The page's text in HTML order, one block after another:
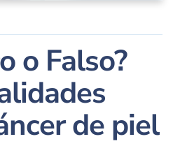
o Falso?
de piel